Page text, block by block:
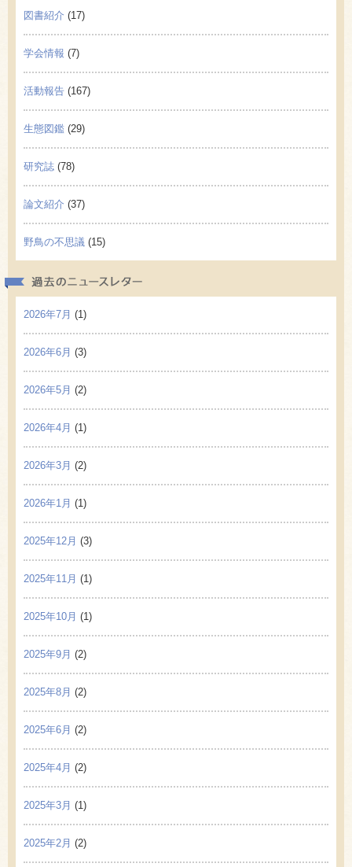
図書紹介 (17)
学会情報 (7)
活動報告 (167)
生態図鑑 (29)
研究誌 (78)
論文紹介 (37)
野鳥の不思議 (15)
2026年7月 (1)
2026年6月 (3)
2026年5月 (2)
2026年4月 (1)
2026年3月 (2)
2026年1月 (1)
2025年12月 (3)
2025年11月 (1)
2025年10月 (1)
2025年9月 (2)
2025年8月 (2)
2025年6月 (2)
2025年4月 (2)
2025年3月 (1)
2025年2月 (2)